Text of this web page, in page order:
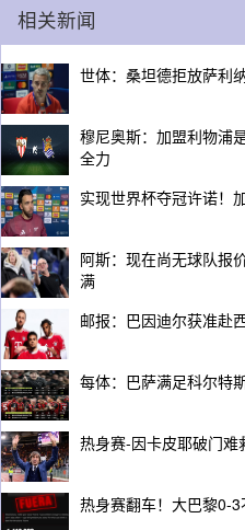
相关新闻
世体：桑坦德拒放萨利
穆尼奥斯：加盟利物浦
全力
实现世界杯夺冠许诺！
阿斯：现在尚无球队报
满
邮报：巴因迪尔获准赴
每体：巴萨满足科尔特
热身赛-因卡皮耶破门
热身赛翻车！大巴黎0-